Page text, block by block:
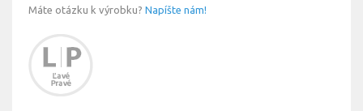
Máte otázku k výrobku? Napíšte nám!